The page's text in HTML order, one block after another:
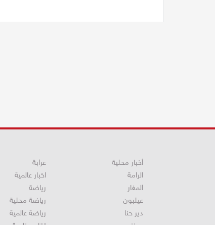
أخبار محلية
الرامة
المغار
عيلبون
دير حنا
عرابة
اخبار عالمية
رياضة
رياضة محلية
رياضة عالمية